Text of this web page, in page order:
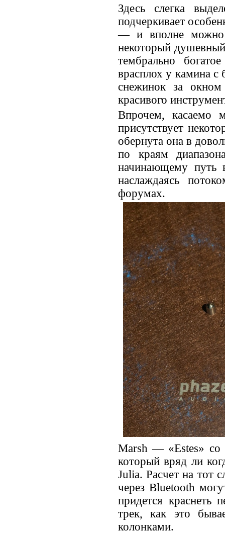
Здесь слегка
подчеркивает
— и вполне можно
некоторый душевный
тембрально
врасплох у камина с
снежинок за окном
красивого
Впрочем, касаемо
присутствует
обернута она в
по краям
начинающему путь
наслаждаясь
форумах.
Marsh — «Estes» со
который вряд ли
Julia. Расчет на тот
через Bluetooth
придется краснеть
трек, как это
колонками.